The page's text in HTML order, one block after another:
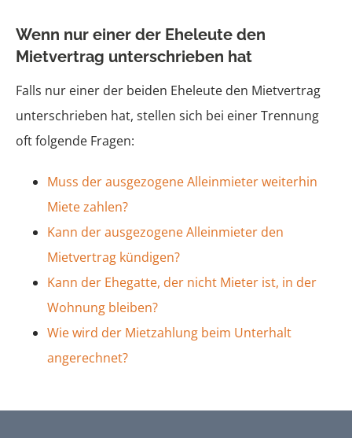
Ehewohnung
Vermögen
Wenn nur einer der Eheleute den
Mietvertrag unterschrieben hat
Falls nur einer der beiden Eheleute den Mietvertrag
unterschrieben hat, stellen sich bei einer Trennung
oft folgende Fragen:
Muss der ausgezogene Alleinmieter weiterhin
Miete zahlen?
Kann der ausgezogene Alleinmieter den
Mietvertrag kündigen?
Kann der Ehegatte, der nicht Mieter ist, in der
Wohnung bleiben?
Wie wird der Mietzahlung beim Unterhalt
angerechnet?